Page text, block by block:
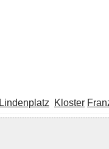
Lindenplatz Kloster